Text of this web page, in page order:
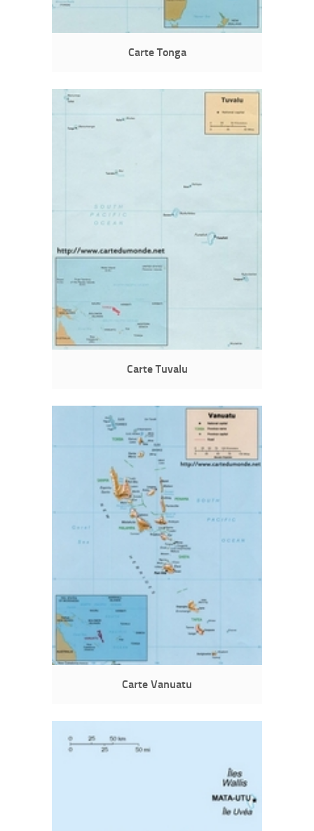
Carte Tonga
Carte Tuvalu
Carte Vanuatu